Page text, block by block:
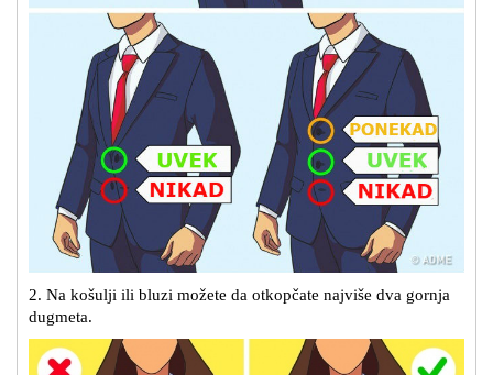
2. Na košulji ili bluzi možete da otkopčate najviše dva gornja
dugmeta.